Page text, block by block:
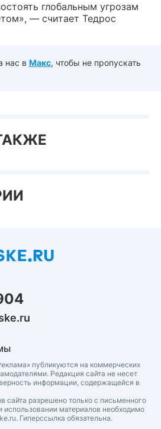
глобальным угрозам
— считает Тедрос
нас в Макс, чтобы не пропускать
публикуются на коммерческих
Редакция сайта не несет
информации, содержащейся в
сайта разрешено только с письменного
материалов необходимо
Гиперссылка обязательна.